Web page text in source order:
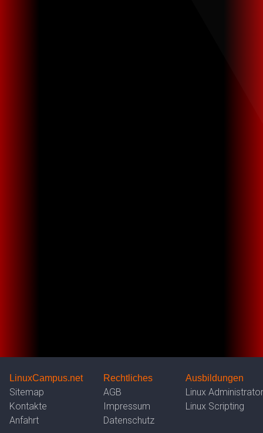
LinuxCampus.net Rechtliches Ausbildungen
Sitemap AGB
Linux Administrator
Kontakte
Impressum
Linux Scripting
Anfahrt
Datenschutz